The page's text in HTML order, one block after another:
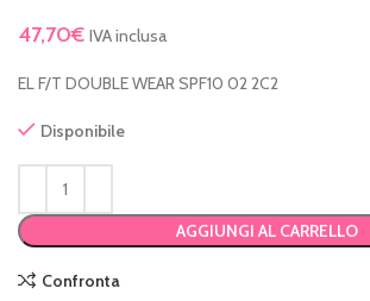
47,70€ IVA inclusa
EL F/T DOUBLE WEAR SPF10 02 2C2
Disponibile
AGGIUNGI AL CARRELLO
Confronta